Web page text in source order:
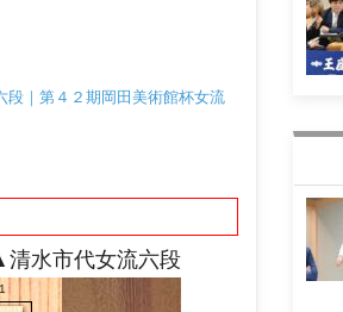
｜第４２期岡田美術館杯女流
清水市代女流六段
1